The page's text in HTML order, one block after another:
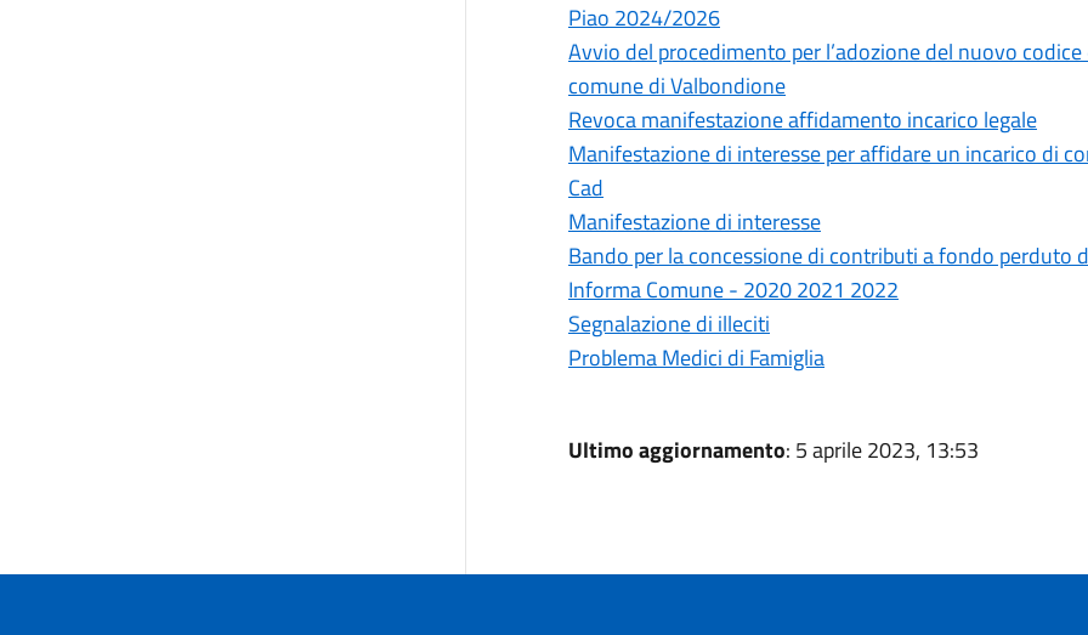
Piao 2024/2026
Avvio del procedimento per l’adozione del nuovo
comune di Valbondione
Revoca manifestazione affidamento incarico legale
Manifestazione di interesse per affidare un incarico di
Cad
Manifestazione di interesse
Bando per la concessione di contributi a fondo perduto
Informa Comune - 2020 2021 2022
Segnalazione di illeciti
Problema Medici di Famiglia
Ultimo aggiornamento: 5 aprile 2023, 13:53